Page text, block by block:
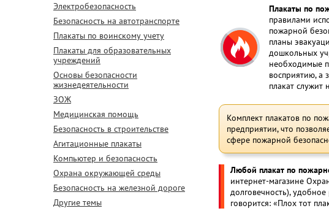
Электробезопасность
Безопасность на автотранспорте
Плакаты по воинскому учету
Плакаты для образовательных
учреждений
Основы безопасности
жизнедеятельности
ЗОЖ
Медицинская помощь
Безопасность в строительстве
Агитационные плакаты
Компьютер и безопасность
Охрана окружающей среды
Безопасность на железной дороге
Другие темы
Плакаты по
правилами
пожарной
планы
дошкольных
необходимые
восприятию, а
плакат служит
Комплект плакатов по
предприятии, что
сфере пожарной
Любой плакат по
интернет-магазине
долговечность),
говорится: «Плох тот